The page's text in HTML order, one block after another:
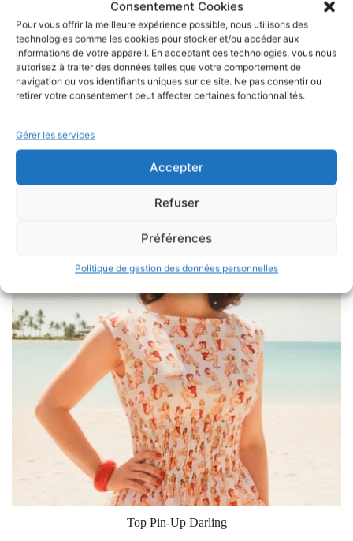
Consentement Cookies
Pour vous offrir la meilleure expérience possible, nous utilisons des
technologies comme les cookies pour stocker et/ou accéder aux
informations de votre appareil. En acceptant ces technologies, vous nous
autorisez à traiter des données telles que votre comportement de
navigation ou vos identifiants uniques sur ce site. Ne pas consentir ou
retirer votre consentement peut affecter certaines fonctionnalités.
Gérer les services
Accepter
Refuser
Préférences
Politique de gestion des données personnelles
VOIR LE PRODUIT
Top Flamingo Paradise
34,90€
De la taille XS à 2XL réalisé sur commande
VOIR LE PRODUIT
Top Pin-Up Darling